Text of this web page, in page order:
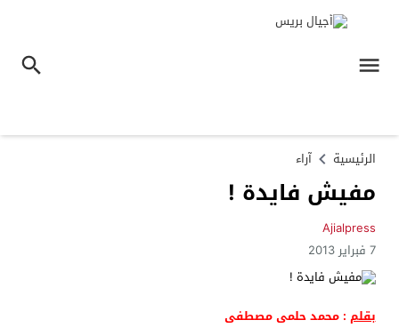
الرئيسية آراء
مفيش فايدة !
Ajialpress
7 فبراير 2013
بقلم : محمد حلمى مصطفى